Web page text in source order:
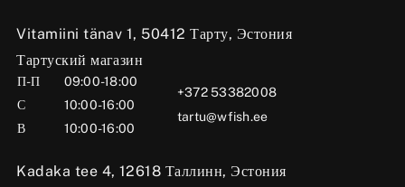
Vitamiini tänav 1, 50412 Тарту, Эстония
Тартуский магазин
П-П
09:00-18:00
С
10:00-16:00
В
10:00-16:00
+372 53382008
tartu@wfish.ee
Kadaka tee 4, 12618 Таллинн, Эстония